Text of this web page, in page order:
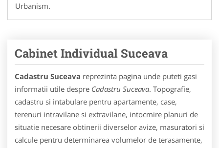
Urbanism.
Cabinet Individual Suceava
Cadastru Suceava reprezinta pagina unde puteti gasi
informatii utile despre Cadastru Suceava. Topografie,
cadastru si intabulare pentru apartamente, case,
terenuri intravilane si extravilane, intocmire planuri de
situatie necesare obtinerii diverselor avize, masuratori si
calcule pentru determinarea volumelor de terasamente,